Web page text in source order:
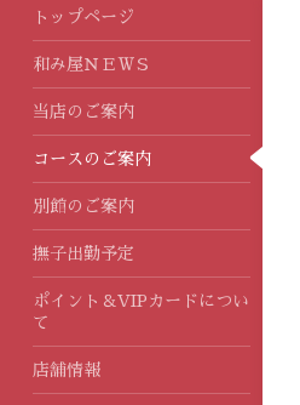
トップページ
和み屋ＮＥＷＳ
当店のご案内
コースのご案内
別館のご案内
撫子出勤予定
ポイント＆VIPカードについ
て
店舗情報